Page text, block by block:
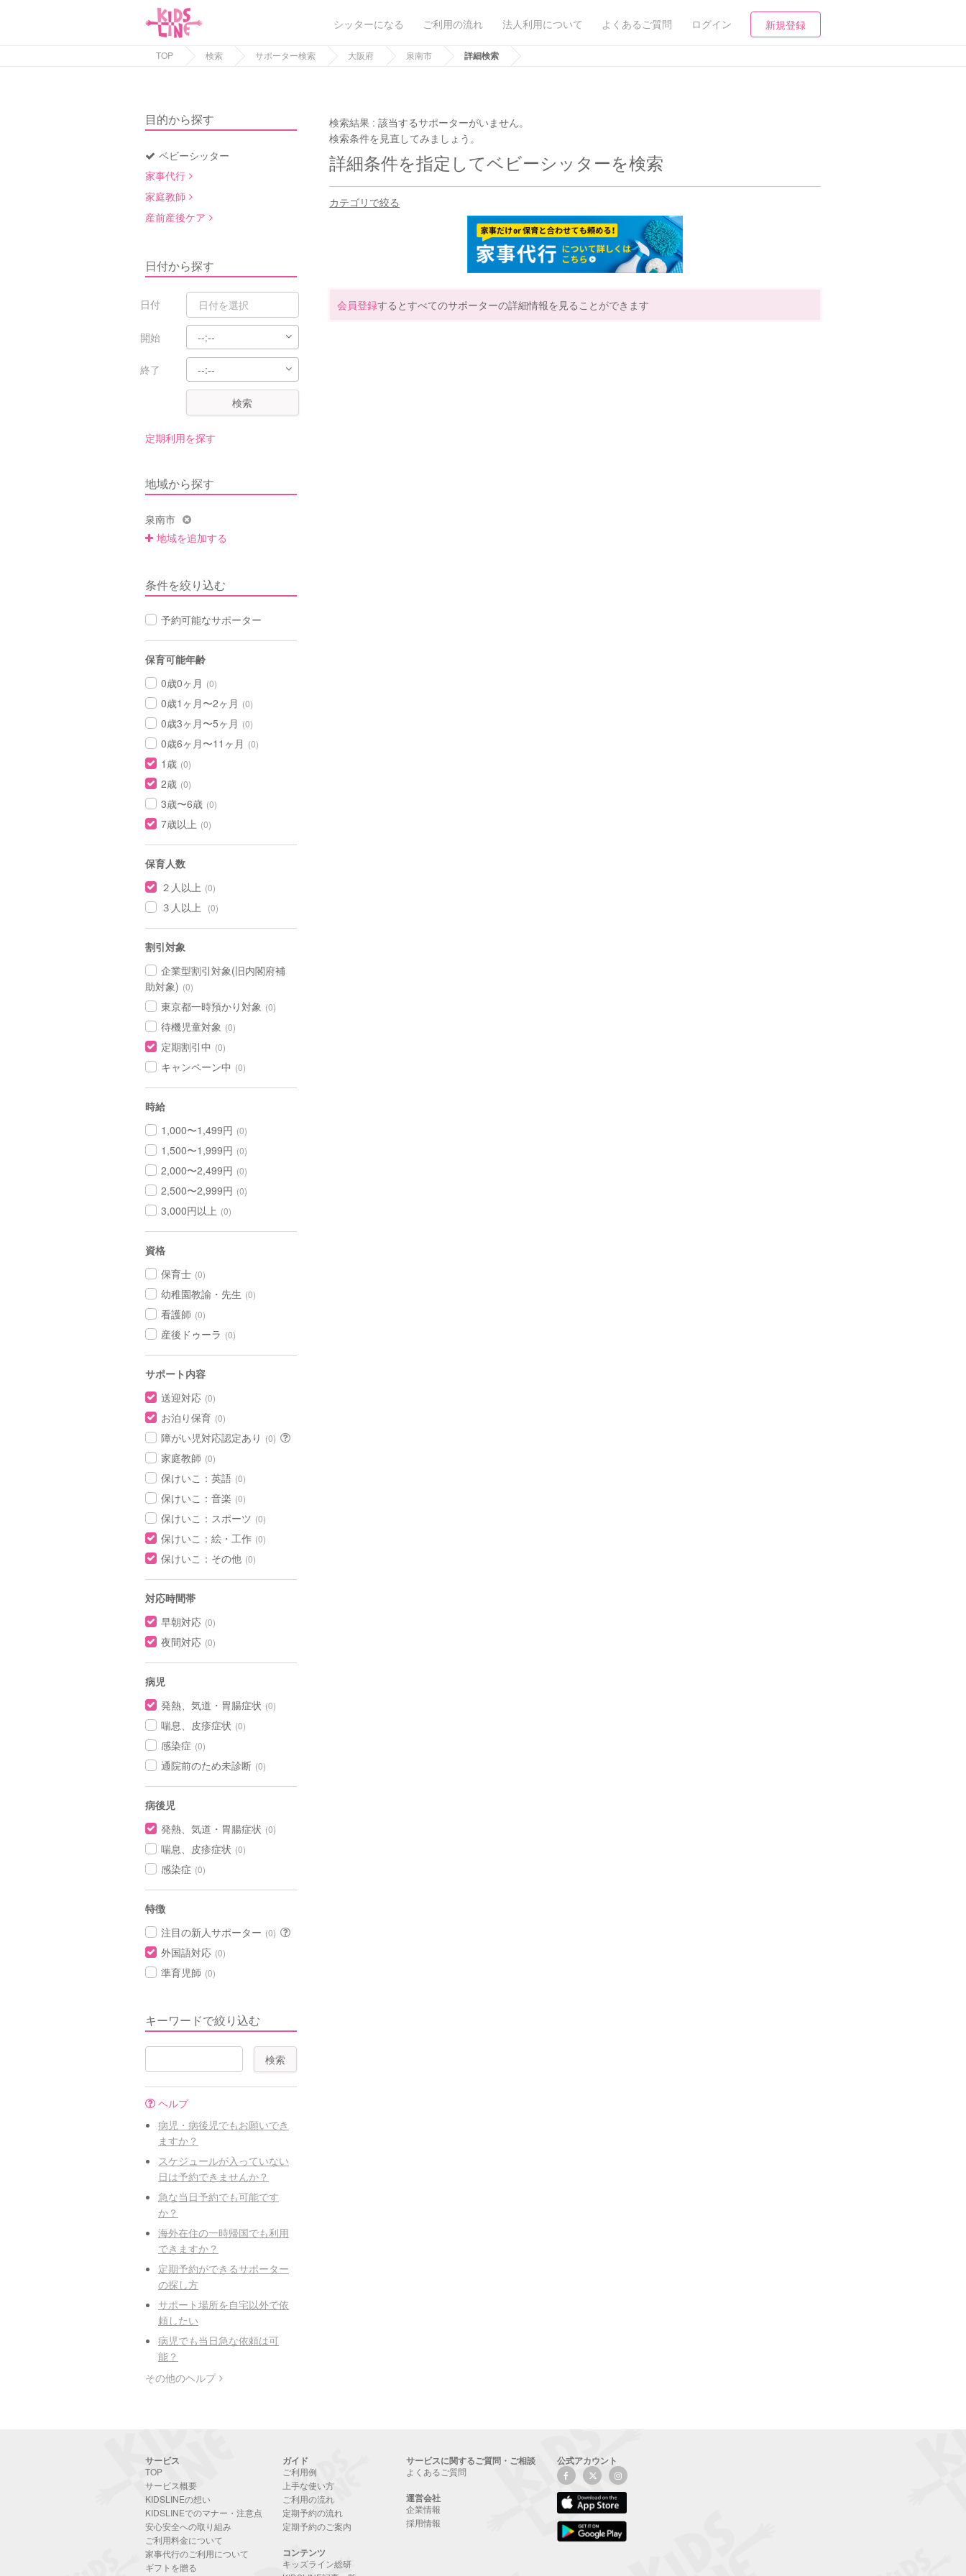
シッターになる ご利用の流れ 法人利用について よくあるご質問 ログイン 新規登録
TOP 検索 サポーター検索 大阪府 泉南市 詳細検索
目的から探す
ベビーシッター
家事代行
家庭教師
産前産後ケア
日付から探す
日付
開始
終了
検索
定期利用を探す
地域から探す
泉南市
地域を追加する
条件を絞り込む
予約可能なサポーター
保育可能年齢
0歳0ヶ月 (0)
0歳1ヶ月〜2ヶ月 (0)
0歳3ヶ月〜5ヶ月 (0)
0歳6ヶ月〜11ヶ月 (0)
1歳 (0)
2歳 (0)
3歳〜6歳 (0)
7歳以上 (0)
保育人数
２人以上 (0)
３人以上 (0)
割引対象
企業型割引対象(旧内閣府補
助対象) (0)
東京都一時預かり対象 (0)
待機児童対象 (0)
定期割引中 (0)
キャンペーン中 (0)
時給
1,000〜1,499円 (0)
1,500〜1,999円 (0)
2,000〜2,499円 (0)
2,500〜2,999円 (0)
3,000円以上 (0)
資格
保育士 (0)
幼稚園教諭・先生 (0)
看護師 (0)
産後ドゥーラ (0)
サポート内容
送迎対応 (0)
お泊り保育 (0)
障がい児対応認定あり (0)
家庭教師 (0)
保けいこ：英語 (0)
保けいこ：音楽 (0)
保けいこ：スポーツ (0)
保けいこ：絵・工作 (0)
保けいこ：その他 (0)
対応時間帯
早朝対応 (0)
夜間対応 (0)
病児
発熱、気道・胃腸症状 (0)
喘息、皮疹症状 (0)
感染症 (0)
通院前のため未診断 (0)
病後児
発熱、気道・胃腸症状 (0)
喘息、皮疹症状 (0)
感染症 (0)
特徴
注目の新人サポーター (0)
外国語対応 (0)
準育児師 (0)
キーワードで絞り込む
ヘルプ
病児・病後児でもお願いでき
ますか？
スケジュールが入っていない
日は予約できませんか？
急な当日予約でも可能です
か？
海外在住の一時帰国でも利用
できますか？
定期予約ができるサポーター
の探し方
サポート場所を自宅以外で依
頼したい
病児でも当日急な依頼は可
能？
その他のヘルプ
検索結果 :該当するサポーターがいません。
検索条件を見直してみましょう。
詳細条件を指定してベビーシッターを検索
カテゴリで絞る
会員登録するとすべてのサポーターの詳細情報を見ることができます
サービス
TOP
サービス概要
KIDSLINEの想い
KIDSLINEでのマナー・注意点
安心安全への取り組み
ご利用料金について
家事代行のご利用について
ギフトを贈る
ガイド
ご利用例
上手な使い方
ご利用の流れ
定期予約の流れ
定期予約のご案内
コンテンツ
キッズライン総研
サービスに関するご質問・ご相談
よくあるご質問
運営会社
企業情報
採用情報
公式アカウント